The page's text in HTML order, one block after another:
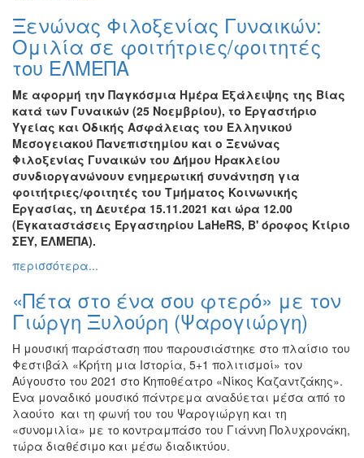
Ξενώνας Φιλοξενίας Γυναικών:
Ομιλία σε φοιτήτριες/φοιτητές
του ΕΛΜΕΠΑ
Με αφορμή την Παγκόσμια Ημέρα Εξάλειψης της Βίας
κατά των Γυναικών (25 Νοεμβρίου), το Εργαστήριο
Υγείας και Οδικής Ασφάλειας του Ελληνικού
Μεσογειακού Πανεπιστημίου και ο Ξενώνας
Φιλοξενίας Γυναικών του Δήμου Ηρακλείου
συνδιοργανώνουν ενημερωτική συνάντηση για
φοιτήτριες/φοιτητές του Τμήματος Κοινωνικής
Εργασίας, τη Δευτέρα 15.11.2021 και ώρα 12.00
(Εγκαταστάσεις Εργαστηρίου LaHeRS, Β' όροφος Κτίριο
ΣΕΥ, ΕΛΜΕΠΑ).
περισσότερα...
«Πέτα στο ένα σου φτερό» με τον
Γιώργη Ξυλούρη (Ψαρογιώργη)
Η μουσική παράσταση που παρουσιάστηκε στο πλαίσιο του
Φεστιβάλ «Κρήτη μια Ιστορία, 5+1 πολιτισμοί» τον
Αύγουστο του 2021 στο Κηποθέατρο «Νίκος Καζαντζάκης».
Ένα μοναδικό μουσικό πάντρεμα αναδύεται μέσα από το
λαούτο και τη φωνή του του Ψαρογιώργη και τη
«συνομιλία» με το κοντραμπάσο του Γιάννη Πολυχρονάκη,
τώρα διαθέσιμο και μέσω διαδικτύου.